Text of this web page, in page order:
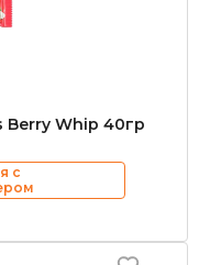
Whip 40гр
с